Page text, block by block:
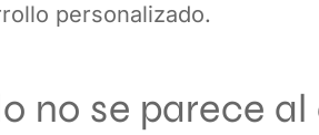
personalizado.
no se parece